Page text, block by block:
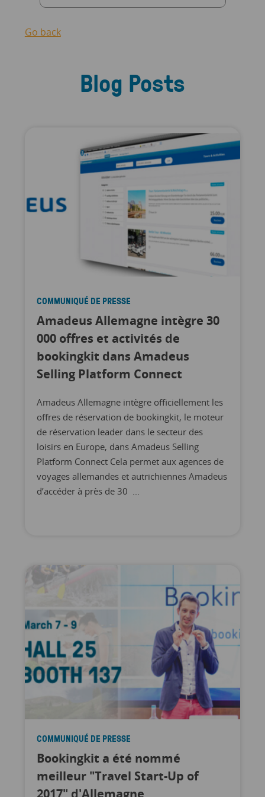
Go back
Blog Posts
COMMUNIQUÉ DE PRESSE
Amadeus Allemagne intègre 30
000 offres et activités de
bookingkit dans Amadeus
Selling Platform Connect
Amadeus Allemagne intègre officiellement les
offres de réservation de bookingkit, le moteur
de réservation leader dans le secteur des
loisirs en Europe, dans Amadeus Selling
Platform Connect Cela permet aux agences de
voyages allemandes et autrichiennes Amadeus
d’accéder à près de 30 ...
COMMUNIQUÉ DE PRESSE
Bookingkit a été nommé
meilleur "Travel Start-Up of
2017" d'Allemagne